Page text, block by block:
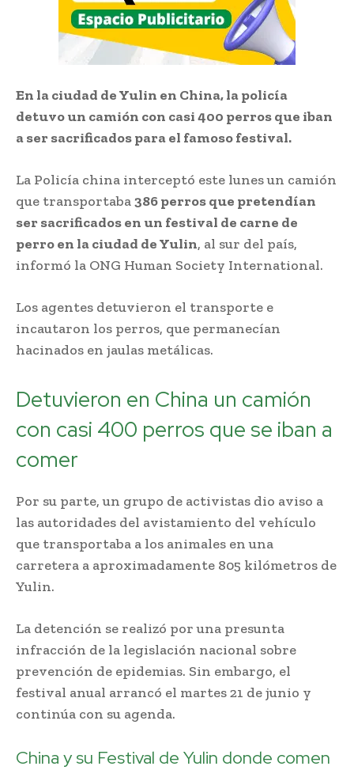
En la ciudad de Yulin en China, la policía
detuvo un camión con casi 400 perros que iban
a ser sacrificados para el famoso festival.
La Policía china interceptó este lunes un camión
que transportaba386 perros que pretendían
ser sacrificados en un festival de carne de
perro en la ciudad de Yulin, al sur del país,
informó la ONG Human Society International.
Los agentes detuvieron el transporte e
incautaron los perros, que permanecían
hacinados en jaulas metálicas.
Detuvieron en China un camión
con casi 400 perros que se iban a
comer
Por su parte, un grupo de activistas dio aviso a
las autoridades del avistamiento del vehículo
que transportaba a los animales en una
carretera a aproximadamente 805 kilómetros de
Yulin.
La detención se realizó por una presunta
infracción de la legislación nacional sobre
prevención de epidemias. Sin embargo, el
festival anual arrancó el martes 21 de junio y
continúa con su agenda.
China y su Festival de Yulin donde comen